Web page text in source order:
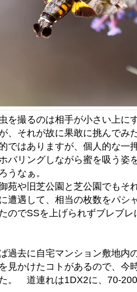
を撮るのは相手が小さい上に
、それが故に果敢に挑んで
ではありますが、個人的な一
バリングしながら蜜を吸う姿
うなぁ。
苑や旧芝公園と芝公園でもそ
遭遇して、相当の枚数をパシ
のでSSを上げられずブレブ
過去に自宅マンション敷地内
見かけたコトがあるので、今
。 道連れは1DX2に、70-